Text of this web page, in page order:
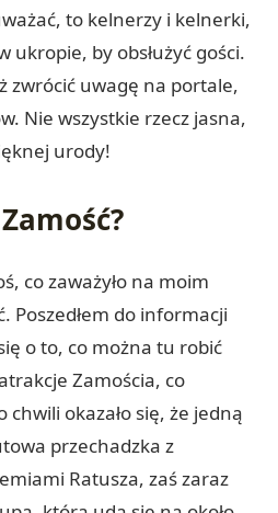
to kelnerzy i kelnerki,
ukropie, by obsłużyć gości.
zwrócić uwagę na portale,
Nie wszystkie rzecz jasna,
urody!
co zaważyło na moim
Poszedłem do informacji
o to, co można tu robić
Zamościa, co
chwili okazało się, że jedną
przechadzka z
Ratusza, zaś zaraz